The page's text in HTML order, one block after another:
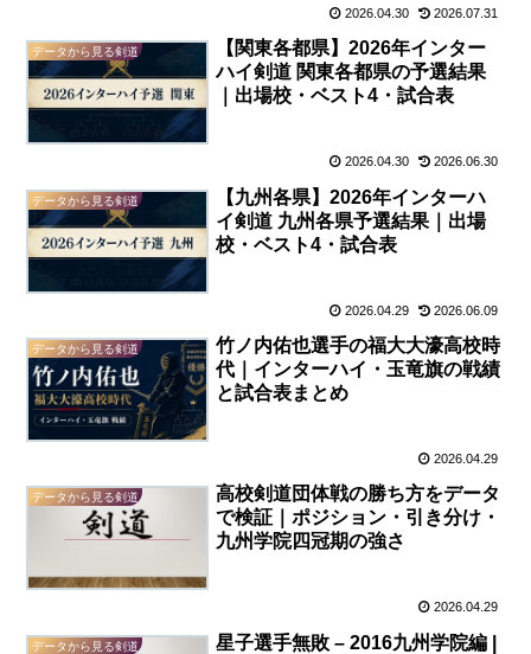
2026.04.30 2026.07.31
データから見る剣道
【関東各都県】2026年インター
ハイ剣道 関東各都県の予選結果
｜出場校・ベスト4・試合表
2026.04.30 2026.06.30
データから見る剣道
【九州各県】2026年インターハ
イ剣道 九州各県予選結果｜出場
校・ベスト4・試合表
2026.04.29 2026.06.09
データから見る剣道
竹ノ内佑也選手の福大大濠高校時
代｜インターハイ・玉竜旗の戦績
と試合表まとめ
2026.04.29
データから見る剣道
高校剣道団体戦の勝ち方をデータ
で検証｜ポジション・引き分け・
九州学院四冠期の強さ
2026.04.29
データから見る剣道
星子選手無敗 – 2016九州学院編 |